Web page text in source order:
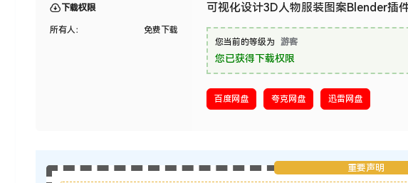
下载权限
所有人： 免费下载
可视化设计3D人物服装图案Blender插
您当前的等级为 游客
您已获得下载权限
百度网盘 夸克网盘 迅雷网盘
重要声明